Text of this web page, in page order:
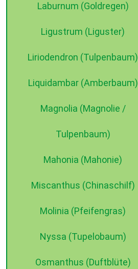
Laburnum (Goldregen)
Ligustrum (Liguster)
Liriodendron (Tulpenbaum)
Liquidambar (Amberbaum)
Magnolia (Magnolie /
Tulpenbaum)
Mahonia (Mahonie)
Miscanthus (Chinaschilf)
Molinia (Pfeifengras)
Nyssa (Tupelobaum)
Osmanthus (Duftblüte)